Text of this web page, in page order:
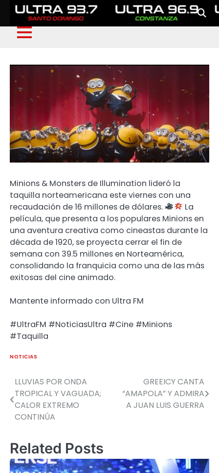
Minions & Monsters de Illumination lideró la
taquilla norteamericana este viernes con una
recaudación de 16 millones de dólares.
La
película, que presenta a los populares Minions en
una aventura creativa como cineastas durante la
década de 1920, se proyecta cerrar el fin de
semana con 39.5 millones en Norteamérica,
consolidando la franquicia como una de las más
exitosas del cine animado.
Mantente informado con Ultra FM
#UltraFM #NoticiasUltra #Cine #Minions
#Taquilla
NOTICIAS
LLUVIAS POR ONDA
TROPICAL Y VAGUADA;
CALOR EXTREMO
CONTINÚA
GREEICY CANTA
“AMAPOLA” Y ADMIRA
A JUAN LUIS GUERRA
Related Posts